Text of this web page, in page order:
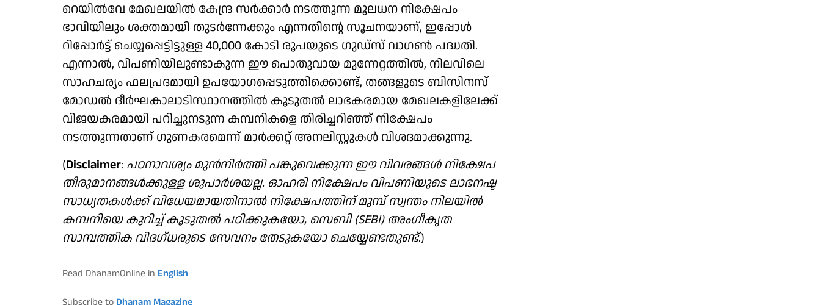
റെയിൽവേ മേഖലയിൽ കേന്ദ്ര സർക്കാർ നടത്തുന്ന മൂലധന നിക്ഷേപം
ഭാവിയിലും ശക്തമായി തുടർന്നേക്കും എന്നതിന്റെ സൂചനയാണ്, ഇപ്പോൾ
റിപ്പോർട്ട് ചെയ്യപ്പെട്ടിട്ടുള്ള 40,000 കോടി രൂപയുടെ ​ഗുഡ്സ് വാ​ഗൺ പദ്ധതി.
എന്നാൽ, വിപണിയിലുണ്ടാകുന്ന ഈ പൊതുവായ മുന്നേറ്റത്തിൽ, നിലവിലെ
സാഹചര്യം ഫലപ്രദമായി ഉപയോഗപ്പെടുത്തിക്കൊണ്ട്, തങ്ങളുടെ ബിസിനസ്
മോഡൽ ദീർഘകാലാടിസ്ഥാനത്തിൽ കൂടുതൽ ലാഭകരമായ മേഖലകളിലേക്ക്
വിജയകരമായി പറിച്ചുനടുന്ന കമ്പനികളെ തിരിച്ചറിഞ്ഞ് നിക്ഷേപം
നടത്തുന്നതാണ് ​ഗുണകരമെന്ന് മാർക്കറ്റ് അനലി​സ്റ്റുകൾ വിശദമാക്കുന്നു.
(Disclaimer: പഠനാവശ്യം മുന്‍നിര്‍ത്തി പങ്കുവെക്കുന്ന ഈ വിവരങ്ങള്‍ നിക്ഷേപ
തീരുമാനങ്ങള്‍ക്കുള്ള ശുപാര്‍ശയല്ല. ഓഹരി നിക്ഷേപം വിപണിയുടെ ലാഭനഷ്ട
സാധ്യതകള്‍ക്ക് വിധേയമായതിനാല്‍ നിക്ഷേപത്തിന് മുമ്പ് സ്വന്തം നിലയില്‍
കമ്പനിയെ കുറിച്ച് കൂടുതല്‍ പഠിക്കുകയോ, സെബി (SEBI) അംഗീകൃത
സാമ്പത്തിക വിദഗ്ധരുടെ സേവനം തേടുകയോ ചെയ്യേണ്ടതുണ്ട്.)
Read DhanamOnline in English